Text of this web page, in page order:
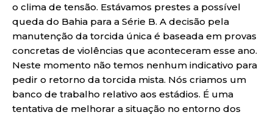
o clima de tensão. Estávamos prestes a possível
queda do Bahia para a Série B. A decisão pela
manutenção da torcida única é baseada em provas
concretas de violências que aconteceram esse ano.
Neste momento não temos nenhum indicativo para
pedir o retorno da torcida mista. Nós criamos um
banco de trabalho relativo aos estádios. É uma
tentativa de melhorar a situação no entorno dos